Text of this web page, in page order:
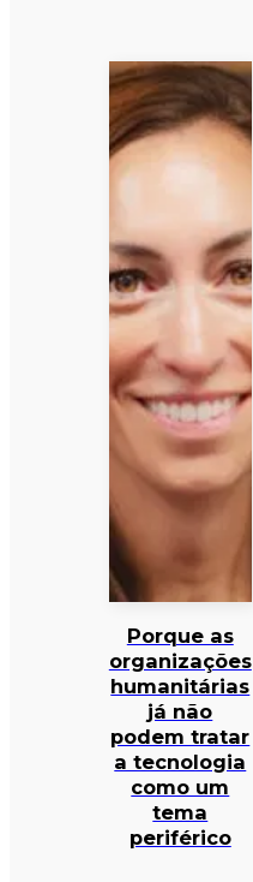
Porque as
organizações
humanitárias
já não
podem tratar
a tecnologia
como um
tema
periférico